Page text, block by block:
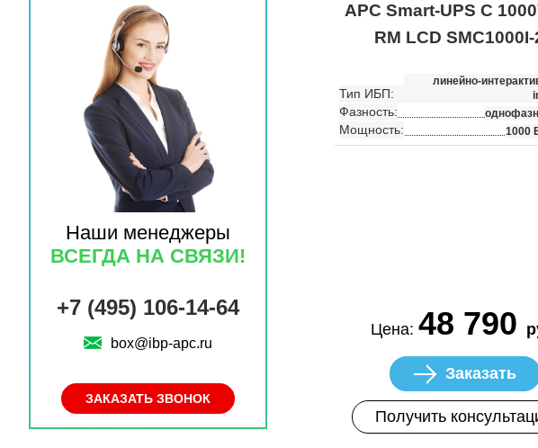
Наши менеджеры
ВСЕГДА НА СВЯЗИ!
+7 (495) 106-14-64
box@ibp-apc.ru
ЗАКАЗАТЬ ЗВОНОК
APC Smart-UPS C
RM LCD SMC1000I-
Тип ИБП:
линейно-
Фазность:
Мощность: 1000
Цена: 48 790
Заказать
Получить